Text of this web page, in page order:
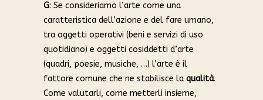
G: Se consideriamo l’arte come una
caratteristica dell’azione e del fare umano,
tra oggetti operativi (beni e servizi di uso
quotidiano) e oggetti cosiddetti d’arte
(quadri, poesie, musiche, …) l’arte è il
fattore comune che ne stabilisce la qualità.
Come valutarli, come metterli insieme,